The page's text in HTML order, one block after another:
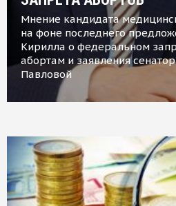
Мнение кандидата
на фоне последнего
Кирилла о федеральном
абортам и заявления
Павловой